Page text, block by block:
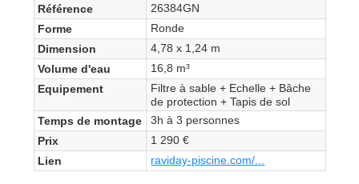
Référence
26384GN
Forme
Ronde
Dimension
4,78 x 1,24 m
Volume d'eau
16,8 m³
Equipement
Filtre à sable + Echelle + Bâche
de protection + Tapis de sol
Temps de montage
3h à 3 personnes
Prix
1 290 €
Lien
raviday-piscine.com/...